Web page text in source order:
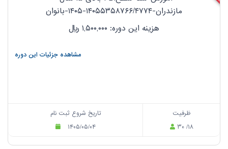
مازندران-۱۴۰۵۵۳۵۸۷۶۶/۴۷۷۴-۱۴۰۵-بانوان
هزینه این دوره: ۱,۵۰۰,۰۰۰
ریال
مشاهده جزئیات این دوره
تاریخ شروع ثبت نام
۱۴۰۵/۰۵/۰۴
ظرفیت
۳۰ /۱۸